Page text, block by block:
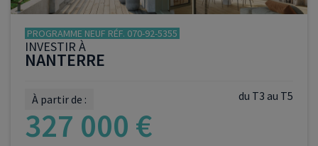
PROGRAMME NEUF RÉF. 070-92-5355
INVESTIR À
NANTERRE
du T3 au T5
À partir de :
327 000 €